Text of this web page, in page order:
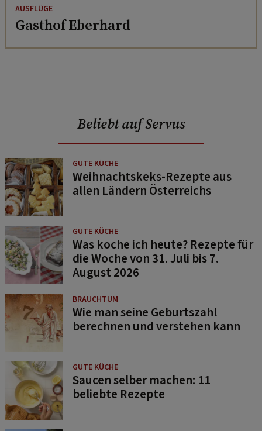
AUSFLÜGE
Gasthof Eberhard
Beliebt auf Servus
GUTE KÜCHE
Weihnachtskeks-Rezepte aus
allen Ländern Österreichs
GUTE KÜCHE
Was koche ich heute? Rezepte für
die Woche von 31. Juli bis 7.
August 2026
BRAUCHTUM
Wie man seine Geburtszahl
berechnen und verstehen kann
GUTE KÜCHE
Saucen selber machen: 11
beliebte Rezepte